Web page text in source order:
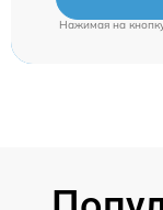
Нажимая на